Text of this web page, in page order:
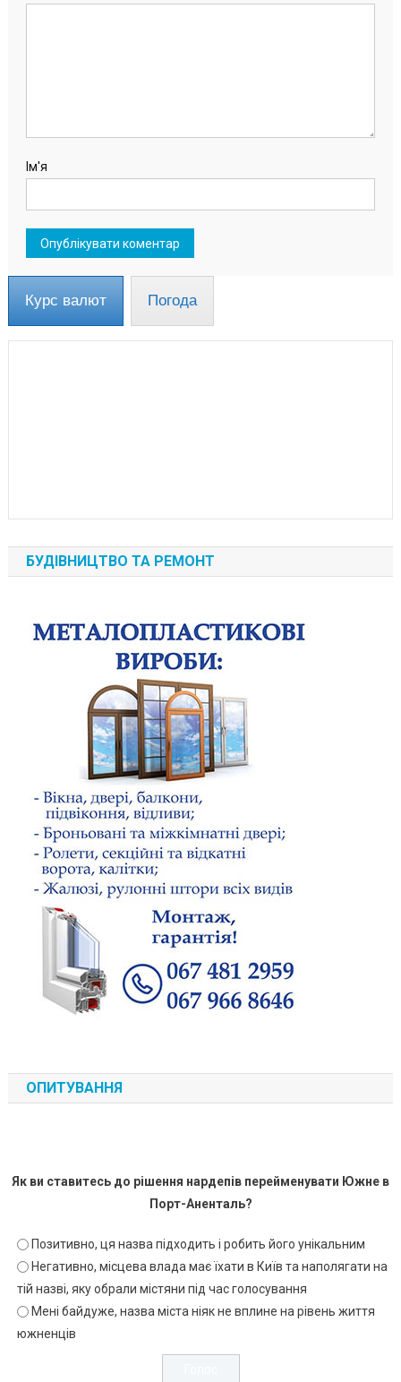
Ім'я
Курс валют Погода
БУДІВНИЦТВО ТА РЕМОНТ
ОПИТУВАННЯ
Як ви ставитесь до рішення нардепів перейменувати Южне в
Порт-Аненталь?
Позитивно, ця назва підходить і робить його унікальним
Негативно, місцева влада має їхати в Київ та наполягати на
тій назві, яку обрали містяни під час голосування
Мені байдуже, назва міста ніяк не вплине на рівень життя
южненців